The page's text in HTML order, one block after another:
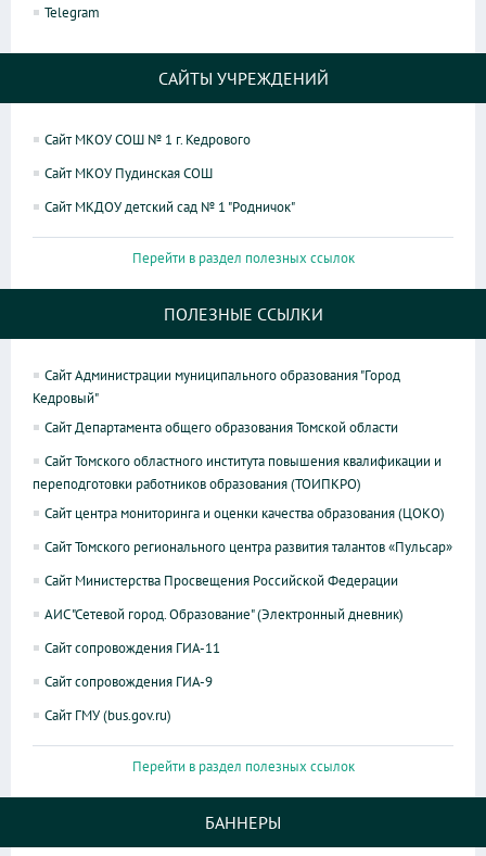
Telegram
САЙТЫ УЧРЕЖДЕНИЙ
Сайт МКОУ СОШ № 1 г. Кедрового
Сайт МКОУ Пудинская СОШ
Сайт МКДОУ детский сад № 1 "Родничок"
Перейти в раздел полезных ссылок
ПОЛЕЗНЫЕ ССЫЛКИ
Сайт Администрации муниципального образования "Город
Кедровый"
Сайт Департамента общего образования Томской области
Сайт Томского областного института повышения квалификации и
переподготовки работников образования (ТОИПКРО)
Сайт центра мониторинга и оценки качества образования (ЦОКО)
Сайт Томского регионального центра развития талантов «Пульсар»
Сайт Министерства Просвещения Российской Федерации
АИС "Сетевой город. Образование" (Электронный дневник)
Сайт сопровождения ГИА-11
Сайт сопровождения ГИА-9
Сайт ГМУ (bus.gov.ru)
Перейти в раздел полезных ссылок
БАННЕРЫ